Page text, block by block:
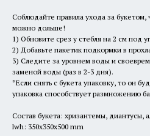
Соблюдайте правила ухода за букетом,
можно дольше!
1) Обновите срез у стебля на 2 см под
2) Добавьте пакетик подкормки в
3) Следите за уровнем воды и
заменой воды (раз в 2-3 дня).
*Если снять с букета упаковку, то он
упаковка способствует размножению
Состав букета: хризантемы, диантусы,
lwh: 350x350x500 mm